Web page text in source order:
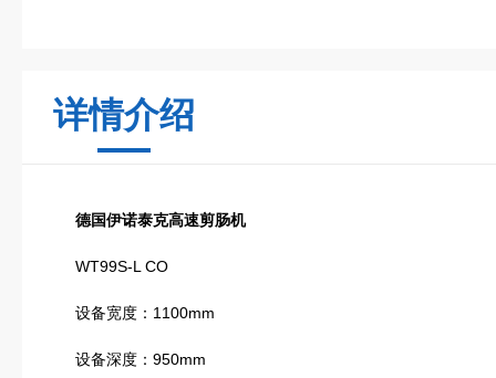
详情介绍
德国伊诺泰克高速剪肠机
WT99S-L CO
设备宽度：1100mm
设备深度：950mm